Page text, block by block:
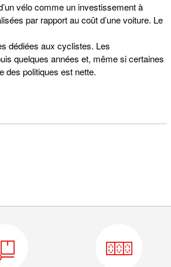
vélo comme un investissement à
par rapport au coût d’une voiture. Le
dédiées aux cyclistes. Les
quelques années et, même si certaines
des politiques est nette.